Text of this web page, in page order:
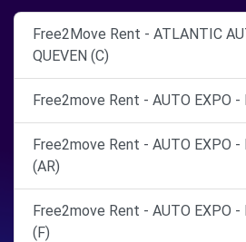
Free2Move Rent - ATLANTIC
QUEVEN (C)
Free2move Rent - AUTO EXPO -
Free2move Rent - AUTO EXPO -
(AR)
Free2move Rent - AUTO EXPO -
(F)